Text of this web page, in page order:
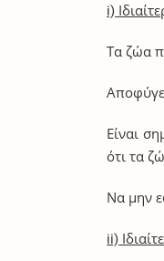
i)
Τα ζώα
Είναι
ότι τα
Να μην
ii)